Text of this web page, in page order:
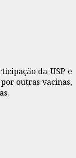
da USP e
outras vacinas,